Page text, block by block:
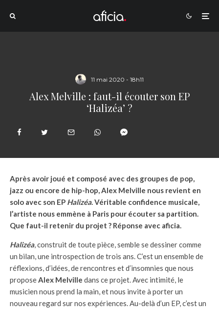
11 mai 2020 - 18h11
Alex Melville : faut-il écouter son EP
‘Halizéa’ ?
Après avoir joué et composé avec des groupes de pop,
jazz ou encore de hip-hop, Alex Melville nous revient en
solo avec son EP Halizéa. Véritable confidence musicale,
l’artiste nous emmène à Paris pour écouter sa partition.
Que faut-il retenir du projet ? Réponse avec aficia.
Halizéa, construit de toute pièce, semble se dessiner comme
un bilan, une introspection de trois ans. C’est un ensemble de
réflexions, d’idées, de rencontres et d’insomnies que nous
proposeAlex Melville dans ce projet. Avec intimité, le
musicien nous prend la main, et nous invite à porter un
nouveau regard sur nos expériences. Au-delà d’un EP, c’est un